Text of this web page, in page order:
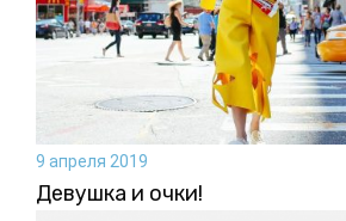
9 апреля 2019
Девушка и очки!